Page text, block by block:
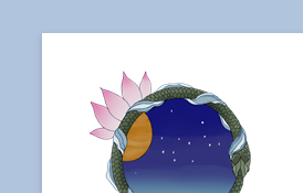
inhoud